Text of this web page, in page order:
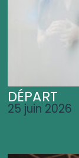
DÉPART
25 juin 2026